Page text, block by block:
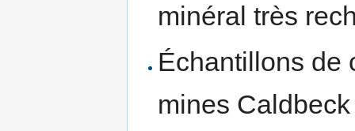
minéral très
Échantillons de
mines